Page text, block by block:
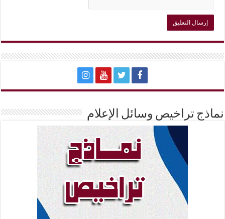
نماذج تراخيص وسائل الإعلام